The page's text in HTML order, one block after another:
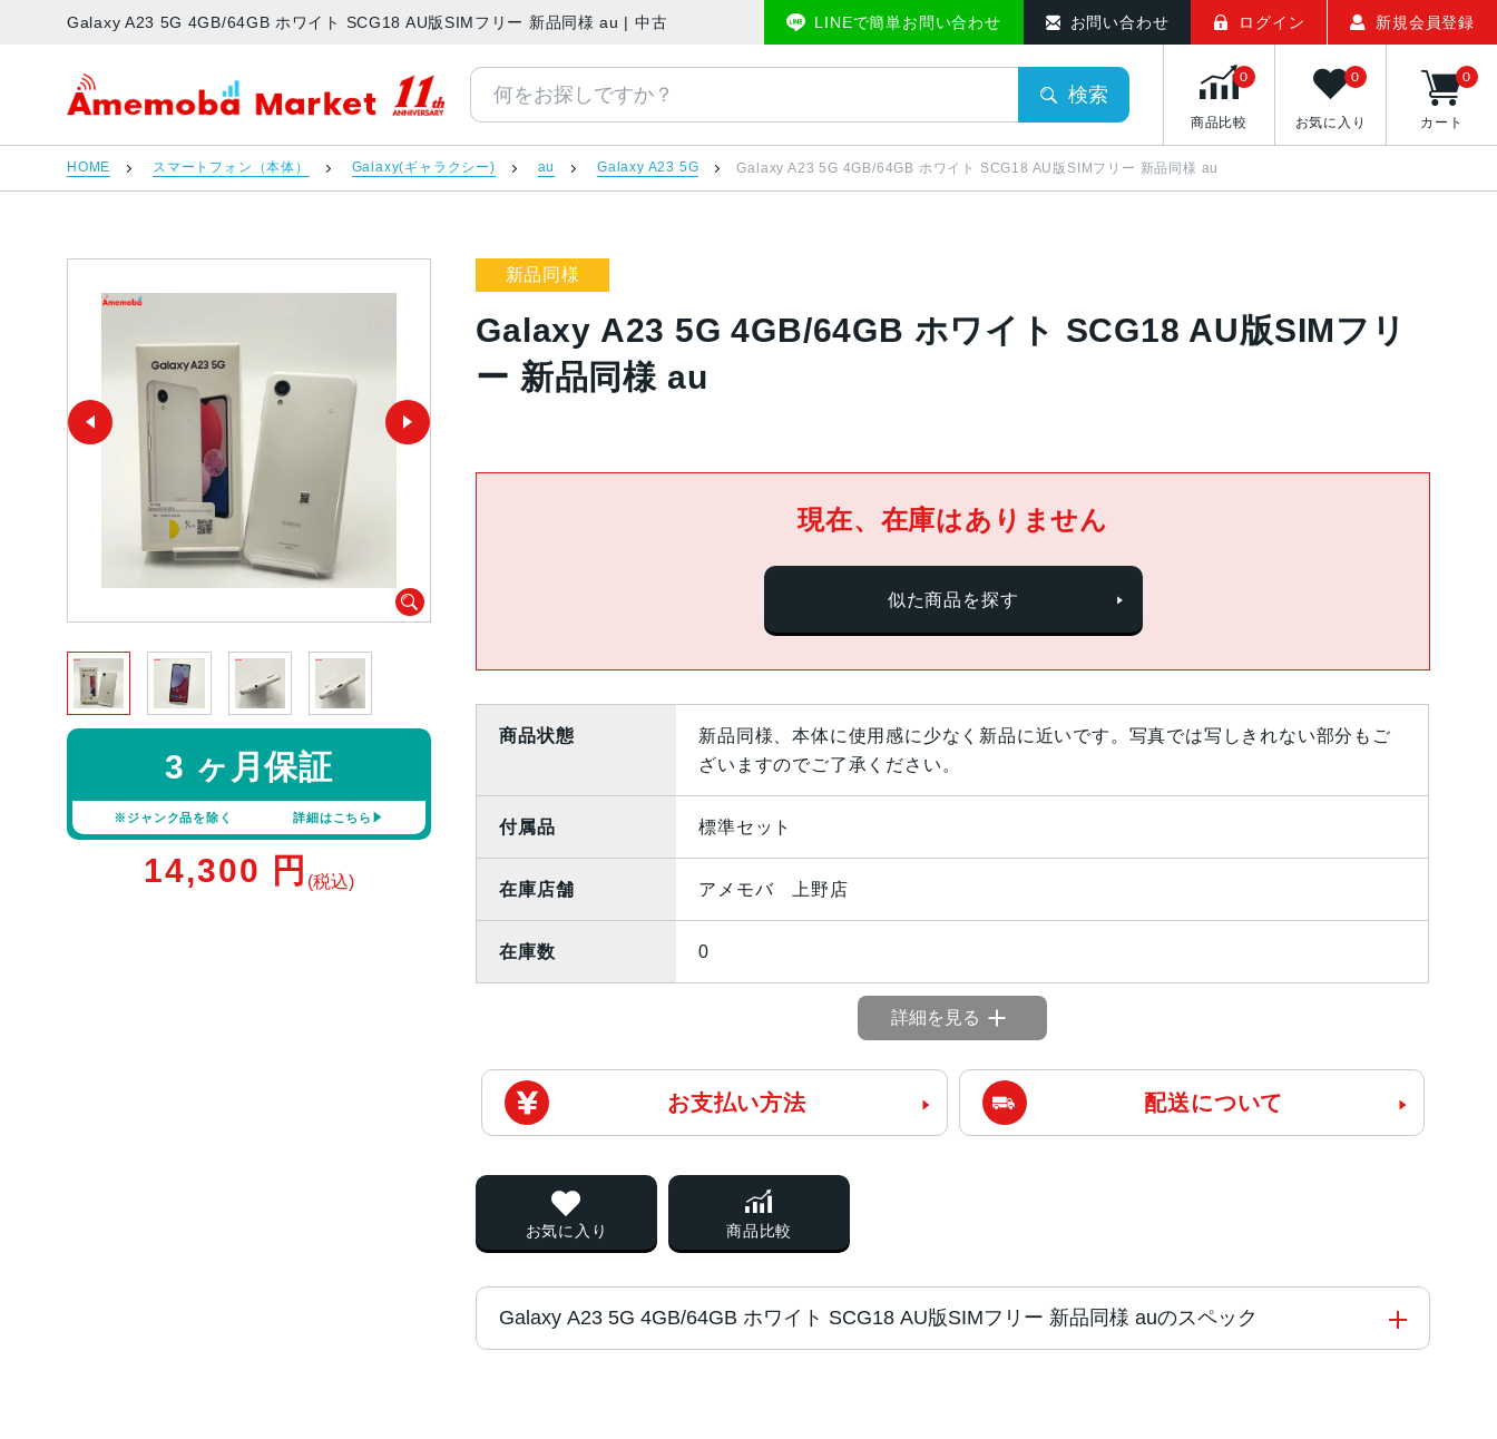
Galaxy A23 5G 4GB/64GB ホワイト SCG18 AU版SIMフリー 新品同様 au | 中古スマホ販売のアメモバマーケット
LINEで簡単お問い合わせ お問い合わせ ログイン 新規会員登録
アメモバマーケット
検索
商品比較
0
お気に入り
0
カート
0
HOME スマートフォン（本体） Galaxy(ギャラクシー) au Galaxy A23 5G Galaxy A23 5G 4GB/64GB ホワイト SCG18 AU版SIMフリー 新品同様 au
新品同様
Galaxy A23 5G 4GB/64GB ホワイト SCG18 AU版SIMフリ
ー 新品同様 au
3 ヶ月保証
※ジャンク品を除く 詳細はこちら
14,300 円 (税込)
現在、在庫はありません
似た商品を探す
商品状態
新品同様、本体に使用感に少なく新品に近いです。写真では写しきれない部分もご
ざいますのでご了承ください。
付属品 標準セット
在庫店舗 アメモバ 上野店
在庫数 0
詳細を見る
お支払い方法 配送について
お気に入り 商品比較
Galaxy A23 5G 4GB/64GB ホワイト SCG18 AU版SIMフリー 新品同様 auのスペック